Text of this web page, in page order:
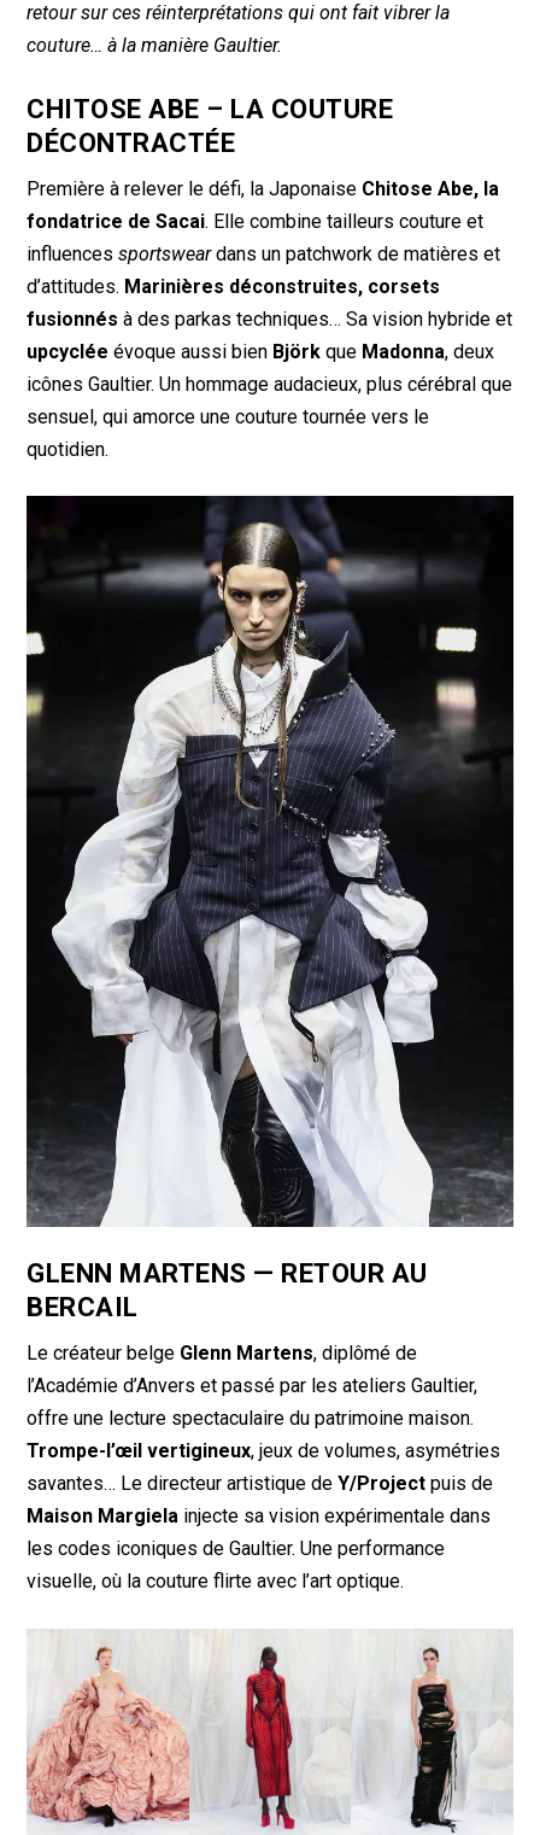
retour sur ces réinterprétations qui ont fait vibrer la
couture… à la manière Gaultier.
CHITOSE ABE – LA COUTURE
DÉCONTRACTÉE
Première à relever le défi, la Japonaise Chitose Abe, la
fondatrice de Sacai. Elle combine tailleurs couture et
influencessportsweardans un patchwork de matières et
d’attitudes. Marinières déconstruites, corsets
fusionnés à des parkas techniques… Sa vision hybride et
upcyclée évoque aussi bien Björk que Madonna, deux
icônes Gaultier. Un hommage audacieux, plus cérébral que
sensuel, qui amorce une couture tournée vers le
quotidien.
GLENN MARTENS — RETOUR AU
BERCAIL
Le créateur belge Glenn Martens, diplômé de
l’Académie d’Anvers et passé par les ateliers Gaultier,
offre une lecture spectaculaire du patrimoine maison.
Trompe-l’œil vertigineux, jeux de volumes, asymétries
savantes… Le directeur artistique deY/Project puis de
Maison Margiela injecte sa vision expérimentale dans
les codes iconiques de Gaultier. Une performance
visuelle, où la couture flirte avec l’art optique.